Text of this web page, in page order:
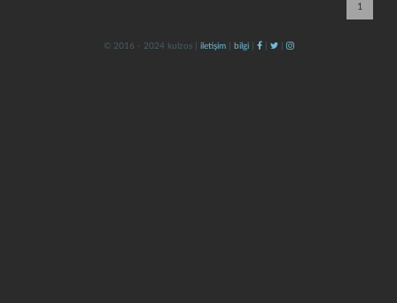
1
© 2016 - 2024 kulzos | iletişim| bilgi| | |